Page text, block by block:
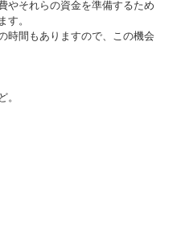
やそれらの資金を準備するため
す。
時間もありますので、この機会
。